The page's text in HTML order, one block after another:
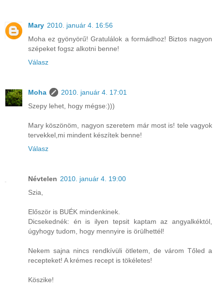
Mary 2010. január 4. 16:56
Moha ez gyönyörű! Gratulálok a formádhoz! Biztos nagyon
szépeket fogsz alkotni benne!
Válasz
Moha
2010. január 4. 17:01
Szepy lehet, hogy mégse:)))
Mary köszönöm, nagyon szeretem már most is! tele vagyok
tervekkel,mi mindent készítek benne!
Válasz
Névtelen 2010. január 4. 19:00
Szia,
Először is BUÉK mindenkinek.
Dicsekednék: én is ilyen tepsit kaptam az angyalkéktól,
úgyhogy tudom, hogy mennyire is örülhettél!
Nekem sajna nincs rendkívüli ötletem, de várom Tőled a
recepteket! A krémes recept is tökéletes!
Köszike!